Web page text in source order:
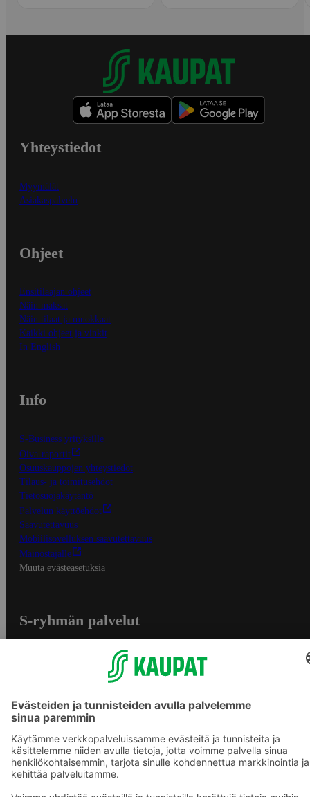
Yhteystiedot
Myymälät
Asiakaspalvelu
Ohjeet
Ensitilaajan ohjeet
Näin maksat
Näin tilaat ja muokkaat
Kaikki ohjeet ja vinkit
In English
Info
S-Business yrityksille
Oiva-raportit
Osuuskauppojen yhteystiedot
Tilaus- ja toimitusehdot
Tietosuojakäytäntö
Palvelun käyttöehdot
Saavutettavuus
Mobiilisovelluksen saavutettavuus
Mainostajalle
Muuta evästeasetuksia
S-ryhmän palvelut
S-ostoslista -sovellus
Prisma.fi
Sokos.fi
S-Pankki
Yhteishyvä
Sokos Hotels